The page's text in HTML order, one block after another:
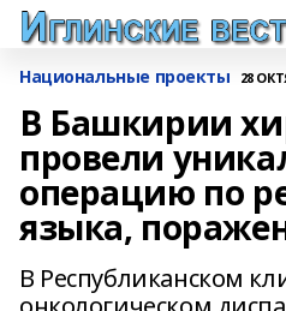
Национальные проекты 28
В Башкирии
провели
операцию по
языка,
В Республиканском